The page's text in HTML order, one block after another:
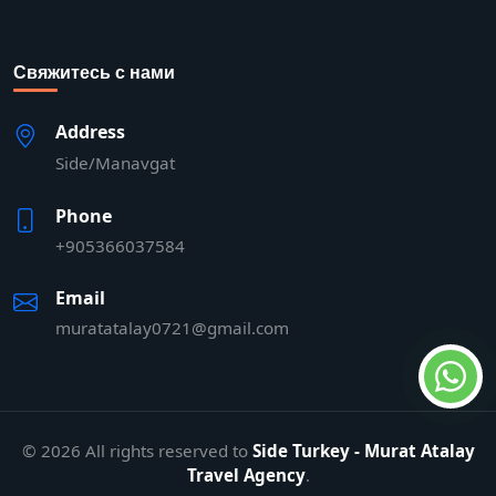
Свяжитесь с нами
Address
Side/Manavgat
Phone
+905366037584
Email
muratatalay0721@gmail.com
© 2026 All rights reserved to Side Turkey - Murat Atalay
Travel Agency.